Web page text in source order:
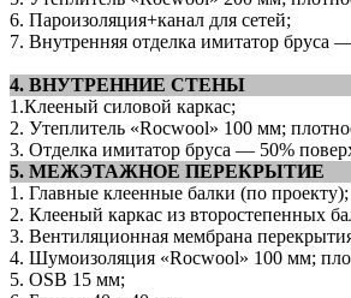
6. Пароизоляция+канал для сетей;
7. Внутренняя отделка имитатор
4. ВНУТРЕННИЕ СТЕНЫ
1.Клееный силовой каркас;
2. Утеплитель «Roсwool» 100 мм;
3. Отделка имитатор бруса — 50%
5. МЕЖЭТАЖНОЕ ПЕРЕКРЫТИЕ
1. Главные клеенные балки (по проекту);
2. Клееный каркас из второстепенных
3. Вентиляционная мембрана
4. Шумоизоляция «Roсwool» 100 мм;
5. OSB 15 мм;